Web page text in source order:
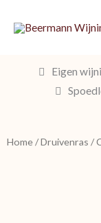
naar
Eigen
Home/Druivenras /